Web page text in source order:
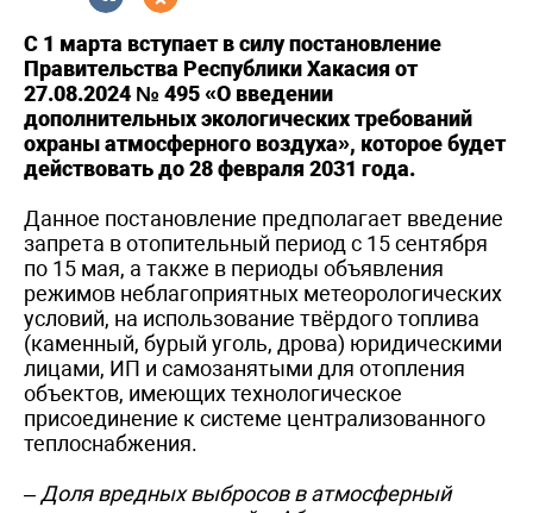
С 1 марта вступает в силу постановление
Правительства Республики Хакасия от
27.08.2024 № 495 «О введении
дополнительных экологических требований
охраны атмосферного воздуха», которое будет
действовать до 28 февраля 2031 года.
Данное постановление предполагает введение
запрета в отопительный период с 15 сентября
по 15 мая, а также в периоды объявления
режимов неблагоприятных метеорологических
условий, на использование твёрдого топлива
(каменный, бурый уголь, дрова) юридическими
лицами, ИП и самозанятыми для отопления
объектов, имеющих технологическое
присоединение к системе централизованного
теплоснабжения.
– Доля вредных выбросов в атмосферный